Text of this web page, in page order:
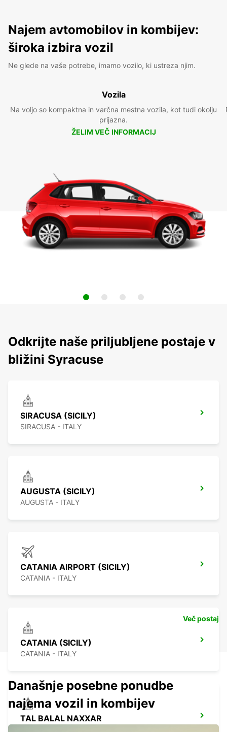
Najem avtomobilov in kombijev:
široka izbira vozil
Ne glede na vaše potrebe, imamo vozilo, ki ustreza njim.
Vozila
Na voljo so kompaktna in varčna mestna vozila, kot tudi okolju
prijazna.
ŽELIM VEČ INFORMACIJ
Odkrijte naše priljubljene postaje v
bližini Syracuse
SIRACUSA (SICILY)
SIRACUSA - ITALY
AUGUSTA (SICILY)
AUGUSTA - ITALY
CATANIA AIRPORT (SICILY)
CATANIA - ITALY
CATANIA (SICILY)
CATANIA - ITALY
TAL BALAL NAXXAR
Več postaj
Današnje posebne ponudbe
najema vozil in kombijev